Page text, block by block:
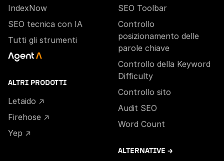
IndexNow
SEO tecnica con IA
Tutti gli strumenti
ALTRI PRODOTTI
Letaido ↗
Firehose ↗
Yep ↗
SEO Toolbar
Controllo
posizionamento delle
parole chiave
Controllo della Keyword
Difficulty
Controllo sito
Audit SEO
Word Count
ALTERNATIVE →